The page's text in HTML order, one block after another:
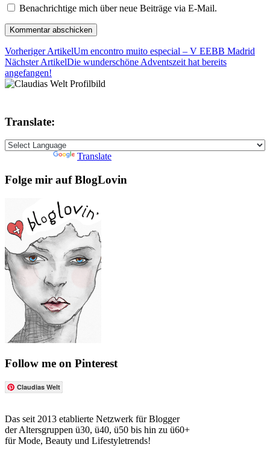
Benachrichtige mich über neue Beiträge via E-Mail.
Vorheriger ArtikelUm encontro muito especial – V EEBB Madrid
Nächster ArtikelDie wunderschöne Adventszeit hat bereits
angefangen!
Translate:
Translate
Folge mir auf BlogLovin
Follow me on Pinterest
Claudias Welt
Das seit 2013 etablierte Netzwerk für Blogger
der Altersgruppen ü30, ü40, ü50 bis hin zu ü60+
für Mode, Beauty und Lifestyletrends!